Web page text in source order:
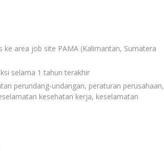
ke area job site PAMA (Kalimantan, Sumatera
selama 1 tahun terakhir
perundang-undangan, peraturan perusahaan,
kesehatan kerja, keselamatan